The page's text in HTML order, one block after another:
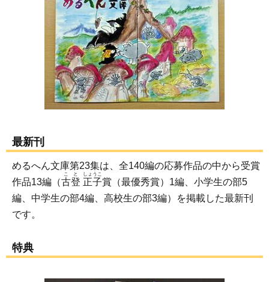
最新刊
めるへん文庫第23集は、全140編の応募作品の中から受賞
作品13編（古登
こと
正子
しょうこ
賞（最優秀賞）1編、小学生の部5
編、中学生の部4編、高校生の部3編）を掲載した最新刊
です。
特典